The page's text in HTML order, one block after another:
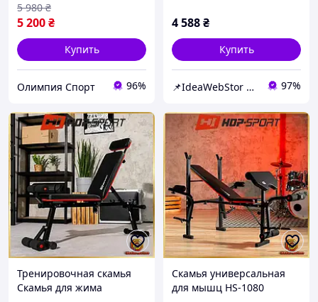
5 200₴
5 980 ₴
Купить
Олимпия Спорт 96%
4 588₴
Купить
📌IdeaWebStor интернет-магазин товаров для спорта 97%
Тренировочная скамья
Скамья для жима
Скамья универсальная
для мышц HS-1080